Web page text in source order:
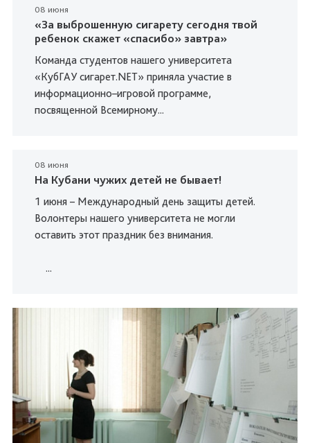
08 июня
«За выброшенную сигарету сегодня твой
ребенок скажет «спасибо» завтра»
Команда студентов нашего университета
«КубГАУ сигарет.NET» приняла участие в
информационно–игровой программе,
посвященной Всемирному...
08 июня
На Кубани чужих детей не бывает!
1 июня – Международный день защиты детей.
Волонтеры нашего университета не могли
оставить этот праздник без внимания.
...